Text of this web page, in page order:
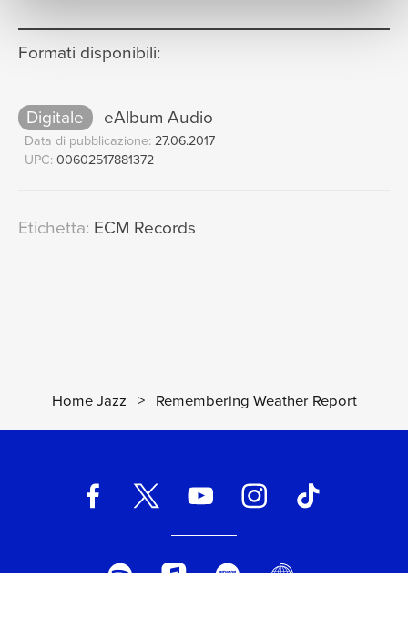
Formati disponibili:
Digitale eAlbum Audio
Data di pubblicazione: 27.06.2017
UPC: 00602517881372
Etichetta: ECM Records
Home Jazz > Remembering Weather Report